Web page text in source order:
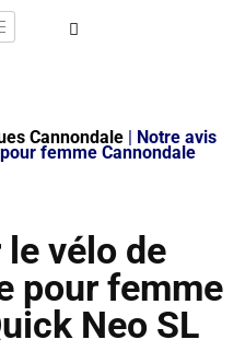
Cannondale | Notre avis
femme Cannondale
vélo de
pour femme
Neo SL